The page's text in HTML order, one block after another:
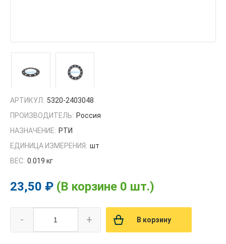
АРТИКУЛ: 5320-2403048
ПРОИЗВОДИТЕЛЬ: Россия
НАЗНАЧЕНИЕ: РТИ
ЕДИНИЦА ИЗМЕРЕНИЯ: шт
ВЕС: 0.019 кг
23,50 ₽ (В корзине 0 шт.)
- + В корзину